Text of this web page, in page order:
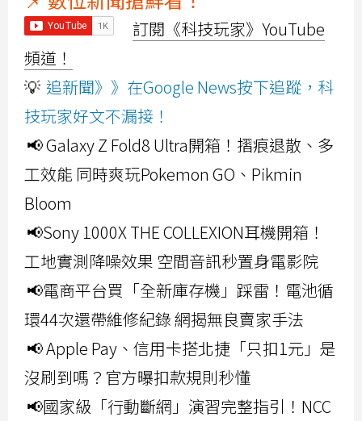
訂閱《科技玩家》YouTube
頻道！
💡 追新聞》》在Google News按下追蹤，科
技玩家好文不漏接！
📢 Galaxy Z Fold8 Ultra開箱！摺痕退散、多
工效能 同時爽玩Pokemon GO、Pikmin
Bloom
📢Sony 1000X THE COLLEXION耳機開箱！
工地實測降噪效果 空間音訊秒置身電影院
📢電商平台買「全新庫存機」踩雷！電池循
環44次還帶維修紀錄 網揭無良賣家手法
📢 Apple Pay、信用卡搭北捷「只扣1元」是
沒刷到嗎？官方曝扣款規則秒懂
📢國家級「行動斷網」演習完整指引！NCC